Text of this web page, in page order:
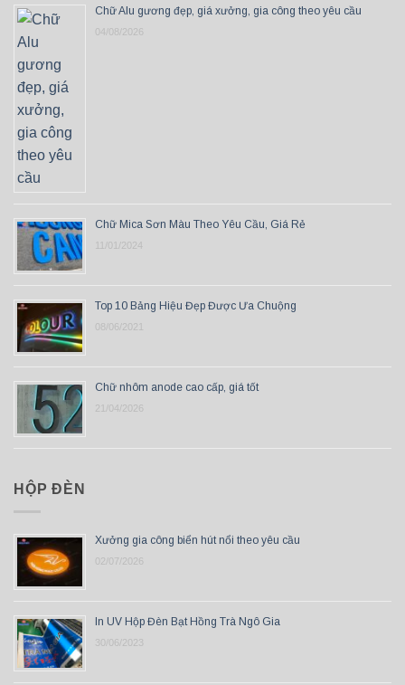
Chữ Alu gương đẹp, giá xưởng, gia công theo yêu cầu
04/08/2026
Chữ Mica Sơn Màu Theo Yêu Cầu, Giá Rẻ
11/01/2024
Top 10 Bảng Hiệu Đẹp Được Ưa Chuộng
08/06/2021
Chữ nhôm anode cao cấp, giá tốt
21/04/2026
HỘP ĐÈN
Xưởng gia công biển hút nổi theo yêu cầu
02/07/2026
In UV Hộp Đèn Bạt Hồng Trà Ngô Gia
30/06/2023